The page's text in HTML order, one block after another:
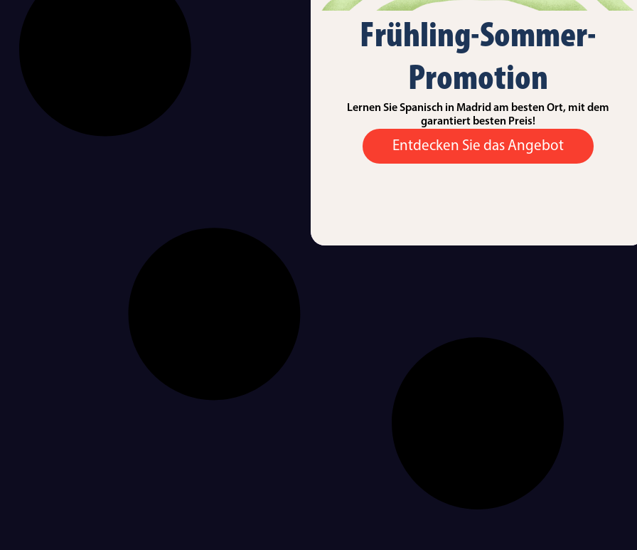
Frühling-Sommer-
Promotion
Lernen Sie Spanisch in Madrid am besten Ort, mit dem
garantiert besten Preis!
Entdecken Sie das Angebot